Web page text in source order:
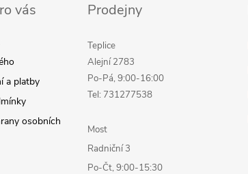
vás
a platby
osobních
Prodejny
Teplice
Alejní 2783
Po-Pá, 9:00-16:00
Tel: 731277538
Most
Radniční 3
Po-Čt, 9:00-15:30